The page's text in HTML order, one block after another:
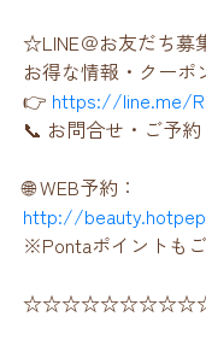
☆LINE＠お友だち
お得な情報・クー
👉 https://line.me/
📞 お問合せ・ご予約
🌐 WEB予約：
http://
※Pontaポイントも